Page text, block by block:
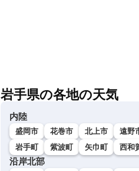
岩手県の各地の天気
内陸
盛岡市 花巻市 北上市 遠野
岩手町
紫波町 矢巾町 西和
沿岸北部